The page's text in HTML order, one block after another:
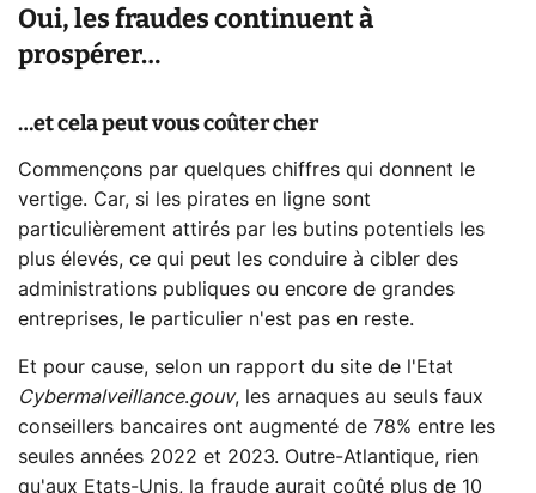
Oui, les fraudes continuent à
prospérer…
…et cela peut vous coûter cher
Commençons par quelques chiffres qui donnent le
vertige. Car, si les pirates en ligne sont
particulièrement attirés par les butins potentiels les
plus élevés, ce qui peut les conduire à cibler des
administrations publiques ou encore de grandes
entreprises, le particulier n'est pas en reste.
Et pour cause, selon un rapport du site de l'Etat
Cybermalveillance.gouv, les arnaques au seuls faux
conseillers bancaires ont augmenté de 78% entre les
seules années 2022 et 2023. Outre-Atlantique, rien
qu'aux Etats-Unis, la fraude aurait coûté plus de 10